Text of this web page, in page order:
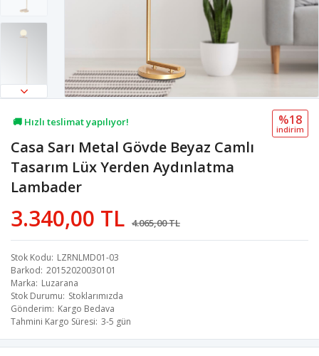
🚚 Hızlı teslimat yapılıyor!
💖 28,5B kişi favoriledi!
💸 Sepette 100 TL indirim!
Casa Sarı Metal Gövde Beyaz Camlı
Tasarım Lüx Yerden Aydınlatma
Lambader
3.340,00 TL 4.065,00 TL
%18
i̇ndi̇ri̇m
Stok Kodu LZRNLMD01-03
Barkod 20152020030101
Marka Luzarana
Stok Durumu Stoklarımızda
Gönderim Kargo Bedava
Tahmini Kargo Süresi 3-5 gün